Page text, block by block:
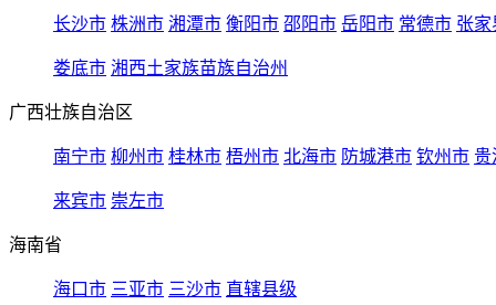
长沙市 株洲市 湘潭市 衡阳市 邵阳市 岳阳市 常德市 张家
娄底市 湘西土家族苗族自治州
广西壮族自治区
南宁市 柳州市 桂林市 梧州市 北海市 防城港市 钦州市 贵
来宾市 崇左市
海南省
海口市 三亚市 三沙市 直辖县级